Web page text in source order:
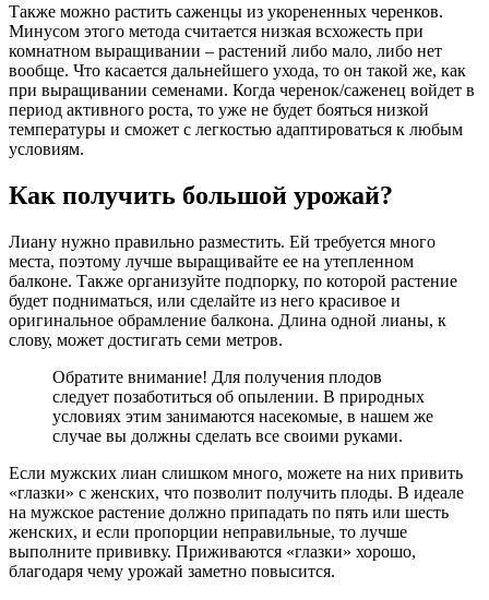
Также можно растить саженцы из укорененных черенков.
Минусом этого метода считается низкая всхожесть при
комнатном выращивании – растений либо мало, либо нет
вообще. Что касается дальнейшего ухода, то он такой же, как
при выращивании семенами. Когда черенок/саженец войдет в
период активного роста, то уже не будет бояться низкой
температуры и сможет с легкостью адаптироваться к любым
условиям.
Как получить большой урожай?
Лиану нужно правильно разместить. Ей требуется много
места, поэтому лучше выращивайте ее на утепленном
балконе. Также организуйте подпорку, по которой растение
будет подниматься, или сделайте из него красивое и
оригинальное обрамление балкона. Длина одной лианы, к
слову, может достигать семи метров.
Обратите внимание! Для получения плодов
следует позаботиться об опылении. В природных
условиях этим занимаются насекомые, в нашем же
случае вы должны сделать все своими руками.
Если мужских лиан слишком много, можете на них привить
«глазки» с женских, что позволит получить плоды. В идеале
на мужское растение должно припадать по пять или шесть
женских, и если пропорции неправильные, то лучше
выполните прививку. Приживаются «глазки» хорошо,
благодаря чему урожай заметно повысится.